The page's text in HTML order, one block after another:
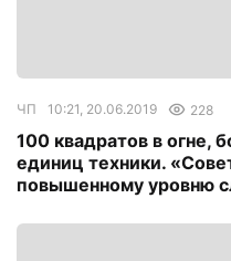
ЧП 10:21, 20.06.2019 228
100 квадратов в огне,
единиц техники.
повышенному уровню